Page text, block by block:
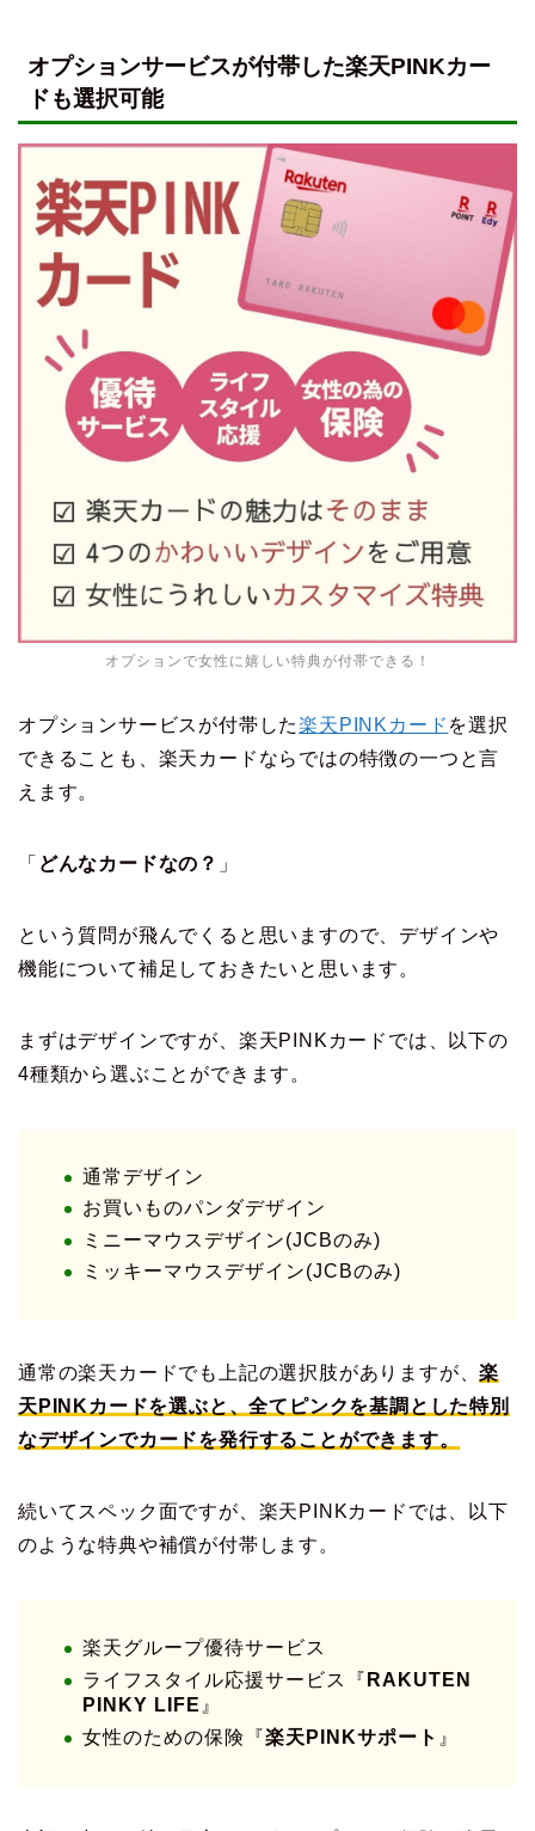
オプションサービスが付帯した楽天PINKカー
ドも選択可能
オプションで女性に嬉しい特典が付帯できる！
オプションサービスが付帯した楽天PINKカード を選択
できることも、楽天カードならではの特徴の一つと言
えます。
「 どんなカードなの？ 」
という質問が飛んでくると思いますので、デザインや
機能について補足しておきたいと思います。
まずはデザインですが、楽天PINKカードでは、以下の
4種類から選ぶことができます。
通常デザイン
お買いものパンダデザイン
ミニーマウスデザイン(JCBのみ)
ミッキーマウスデザイン(JCBのみ)
通常の楽天カードでも上記の選択肢がありますが、楽
天PINKカードを選ぶと、全てピンクを基調とした特別
なデザインでカードを発行することができます。
続いてスペック面ですが、楽天PINKカードでは、以下
のような特典や補償が付帯します。
楽天グループ優待サービス
ライフスタイル応援サービス『 RAKUTEN
PINKY LIFE 』
女性のための保険『楽天PINKサポート 』